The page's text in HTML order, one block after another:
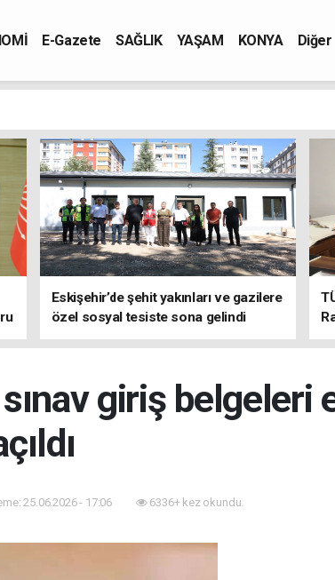
E-Gazete SAĞLIK YAŞAM KONYA Diğer
Eskişehir’de şehit yakınları ve gazilere
özel sosyal tesiste sona gelindi
giriş belgeleri
25.06.2026 - 17:06 6336+ kez okundu.